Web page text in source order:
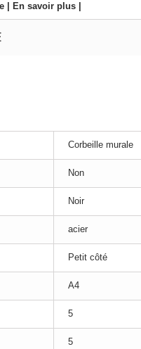
En savoir plus
Corbeille murale
Non
Noir
acier
Petit côté
A4
5
5